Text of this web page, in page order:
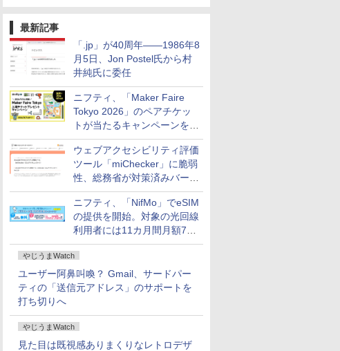
最新記事
「.jp」が40周年――1986年8
月5日、Jon Postel氏から村
井純氏に委任
ニフティ、「Maker Faire
Tokyo 2026」のペアチケッ
トが当たるキャンペーンをX
で実施。8月16日まで
ウェブアクセシビリティ評価
ツール「miChecker」に脆弱
性、総務省が対策済みバージ
ョンへの更新を呼び掛け
ニフティ、「NifMo」でeSIM
の提供を開始。対象の光回線
利用者には11カ月間月額770
円割引のキャンペーン
やじうまWatch
ユーザー阿鼻叫喚？ Gmail、サードパー
ティの「送信元アドレス」のサポートを
打ち切りへ
やじうまWatch
見た目は既視感ありまくりなレトロデザ